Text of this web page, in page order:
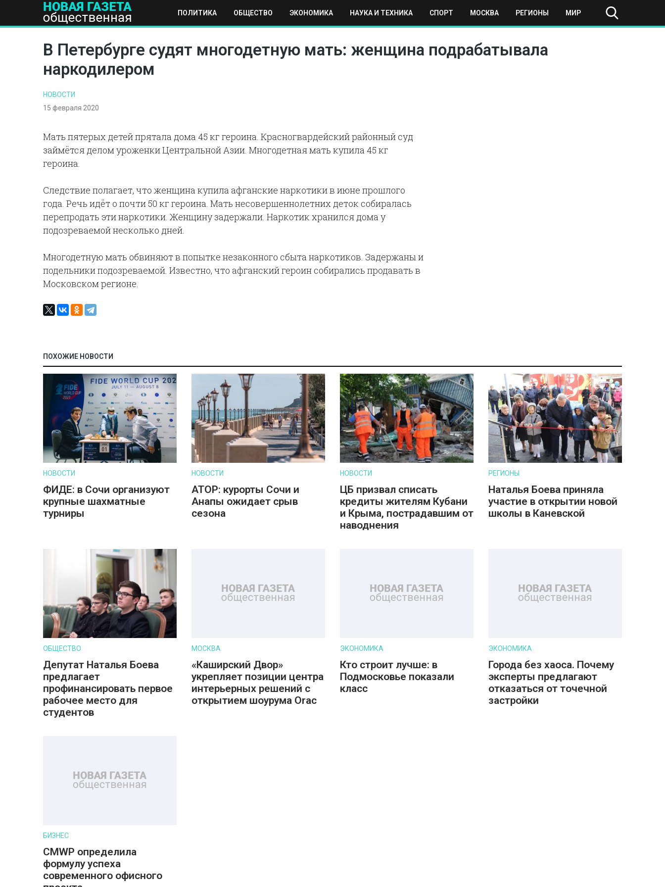
ПОЛИТИКА ОБЩЕСТВО ЭКОНОМИКА НАУКА И ТЕХНИКА СПОРТ МОСКВА РЕГИОНЫ МИР
ПОЛИТИКА ОБЩЕСТВО ЭКОНОМИКА НАУКА И ТЕХНИКА СПОРТ МОСКВА РЕГИОНЫ МИР
В Петербурге судят многодетную мать: женщина подрабатывала
наркодилером
НОВОСТИ
15 февраля 2020
Мать пятерых детей прятала дома 45 кг героина. Красногвардейский районный суд
займётся делом уроженки Центральной Азии. Многодетная мать купила 45 кг
героина.
Следствие полагает, что женщина купила афганские наркотики в июне прошлого
года. Речь идёт о почти 50 кг героина. Мать несовершеннолетних деток собиралась
перепродать эти наркотики. Женщину задержали. Наркотик хранился дома у
подозреваемой несколько дней.
Многодетную мать обвиняют в попытке незаконного сбыта наркотиков. Задержаны и
подельники подозреваемой. Известно, что афганский героин собирались продавать в
Московском регионе.
ПОХОЖИЕ НОВОСТИ
НОВОСТИ
ФИДЕ: в Сочи организуют
крупные шахматные
турниры
НОВОСТИ
АТОР: курорты Сочи и
Анапы ожидает срыв
сезона
НОВОСТИ
ЦБ призвал списать
кредиты жителям Кубани
и Крыма, пострадавшим от
наводнения
РЕГИОНЫ
Наталья Боева приняла
участие в открытии новой
школы в Каневской
ОБЩЕСТВО
Депутат Наталья Боева
предлагает
профинансировать первое
рабочее место для
студентов
МОСКВА
«Каширский Двор»
укрепляет позиции центра
интерьерных решений с
открытием шоурума Orac
ЭКОНОМИКА
Кто строит лучше: в
Подмосковье показали
класс
ЭКОНОМИКА
Города без хаоса. Почему
эксперты предлагают
отказаться от точечной
застройки
БИЗНЕС
CMWP определила
формулу успеха
современного офисного